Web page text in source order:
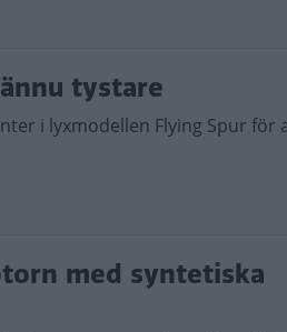
tystare
i lyxmodellen Flying Spur för
med syntetiska